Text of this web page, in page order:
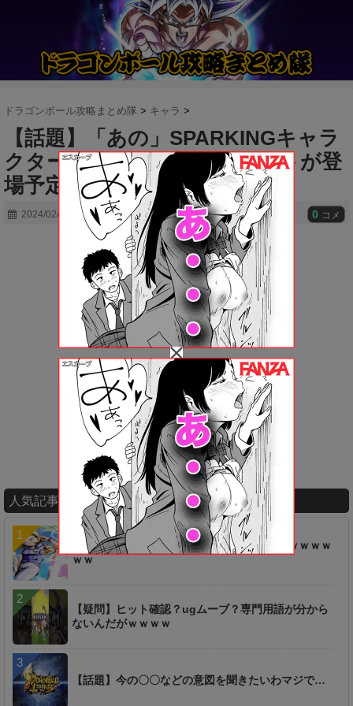
ドラゴンボール攻略まとめ隊 > キャラ >
【話題】「あの」SPARKINGキャラ
クターのユニークフラグメントが登
場予定！
2024/02/19 0 コメ
人気記事ランキング
【ネタ】あのキャラ、え●ち過ぎるんだけどｗｗｗｗ
ｗｗ
【疑問】ヒット確認？ugムーブ？専門用語が分から
ないんだがｗｗｗｗ
【話題】今の〇〇などの意図を聞きたいわマジで…